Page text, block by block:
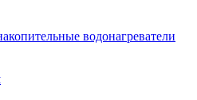
водонагреватели